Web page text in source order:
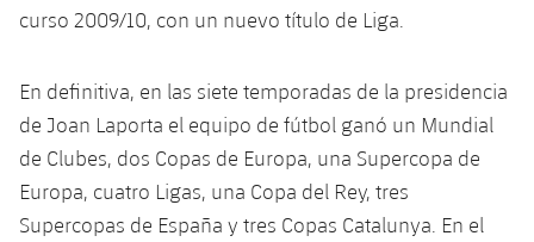
curso 2009/10, con un nuevo título de Liga.
En definitiva, en las siete temporadas de la presidencia
de Joan Laporta el equipo de fútbol ganó un Mundial
de Clubes, dos Copas de Europa, una Supercopa de
Europa, cuatro Ligas, una Copa del Rey, tres
Supercopas de España y tres Copas Catalunya. En el